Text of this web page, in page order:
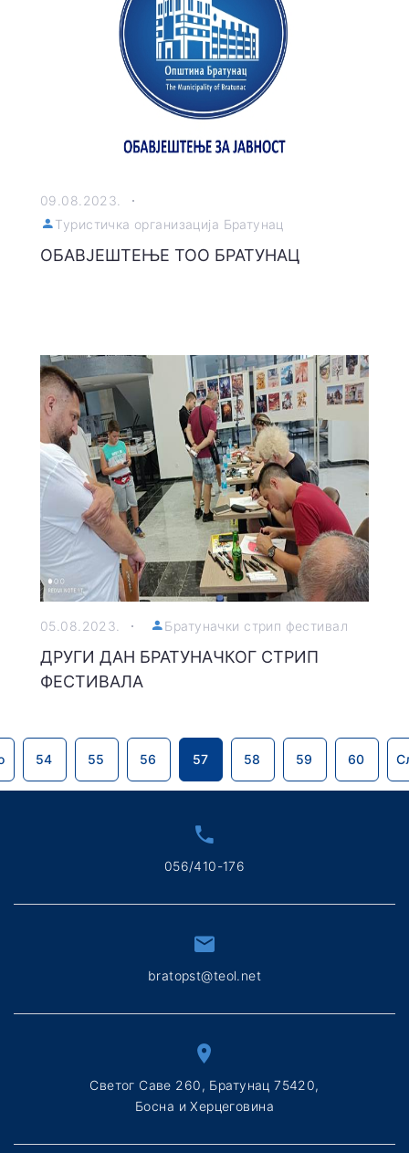
09.08.2023.
Туристичка организација Братунац
ОБАВЈЕШТЕЊЕ ТОО БРАТУНАЦ
05.08.2023. Братуначки стрип фестивал
ДРУГИ ДАН БРАТУНАЧКОГ СТРИП
ФЕСТИВАЛА
54 55 56 57 58 59 60
056/410-176
bratopst@teol.net
Светог Саве 260, Братунац 75420,
Босна и Херцеговина